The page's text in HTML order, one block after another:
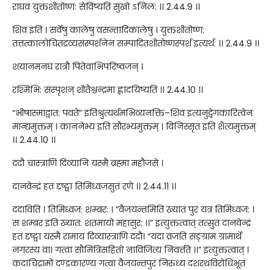
राघवं युक्तशीतोष्ण: सेविष्यति सुखो ऽनिल: ।। 2.44.9 ।।
शिव इति । सर्वेषु कालेषु वसन्तादिकालेषु । युक्तशीतोष्ण:
तत्तत्कालोचितद्रव्यसंस्पर्शनेन सम्पादितशीतोष्णस्पर्श इत्यर्थ: ।। 2.44.9 ।।
शयानमनघं रात्रौ पितेवाभिपरिष्वजन् ।
रश्मिभि: संस्पृशन् शीतैश्चन्द्रमा ह्लादयिष्यति ।। 2.44.10 ।।
“भीषास्माद्वात: पवते” इतिश्रुत्यर्थमभिव्यनक्ति–शिव इत्यनुद्वेगकारित्वेन
मान्द्यमुक्तम् । काननेभ्य इति सौरभ्यमुक्तम् । विनिस्सृत इति शैत्यमुक्तम्
।। 2.44.10 ।।
ददौ चास्त्राणि दिव्यानि यस्मै ब्रह्मा महौजसे ।
दानवेन्द्रं हतं दृष्ट्वा तिमिध्वजसुतं रणे ।। 2.44.11 ।।
ददाविति । तिमिध्वज: शम्बर: । “वैजयन्तमिति ख्यातं पुरं यत्र तिमिध्वज: ।
स शम्बर इति ख्यात: शतमायो महासुर: ।।” इत्युक्तत्वात् तत्सुतं दानवेन्द्रं
हतं दृष्ट्वा यस्मै रामाय दिव्यास्त्राणि ददौ। “यदा व्रजति सङ्ग्रामं ग्रामार्थे
नगरस्य वा। गत्वा सौमित्रिसहितो नाविजित्य निवर्त्तते ।।” इत्युक्तत्वात् ।
कदाचिद्रामो दण्डकारण्यं गत्वा वैजयन्तपुरं निरुध्य दशरथविरोधिभूतं